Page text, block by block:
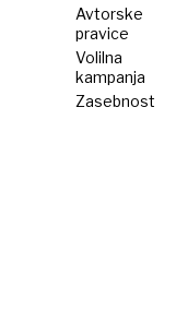
Avtorske
pravice
Volilna
kampanja
Zasebnost